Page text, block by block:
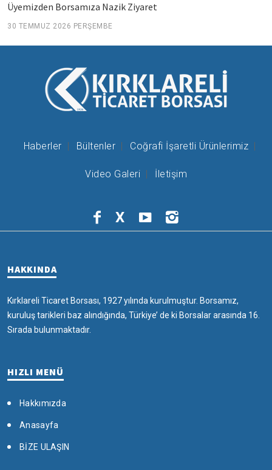
Üyemizden Borsamıza Nazik Ziyaret
30 TEMMUZ 2026 PERŞEMBE
Haberler Bültenler Coğrafi İşaretli Ürünlerimiz
Video Galeri İletişim
X
HAKKINDA
Kırklareli Ticaret Borsası, 1927 yılında kurulmuştur. Borsamız,
kuruluş tarikleri baz alındığında, Türkiye’ de ki Borsalar arasında 16.
Sırada bulunmaktadır.
HIZLI MENÜ
Hakkımızda
Anasayfa
BİZE ULAŞIN